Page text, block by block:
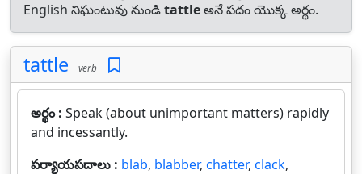
English నిఘంటువు నుండిtattleఅనే పదం యొక్క అర్థం.
tattle verb
అర్థం : Speak (about unimportant matters) rapidly
and incessantly.
పర్యాయపదాలు : blab, blabber, chatter, clack,